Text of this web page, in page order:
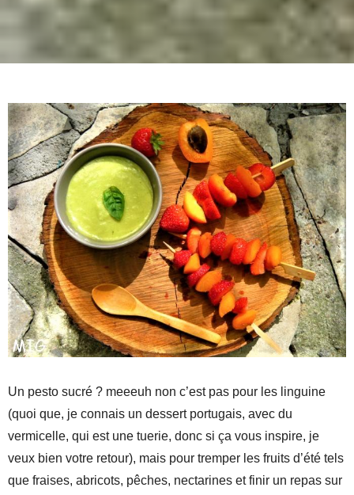
Un pesto sucré ? meeeuh non c’est pas pour les linguine
(quoi que, je connais un dessert portugais, avec du
vermicelle, qui est une tuerie, donc si ça vous inspire, je
veux bien votre retour), mais pour tremper les fruits d’été tels
que fraises, abricots, pêches, nectarines et finir un repas sur